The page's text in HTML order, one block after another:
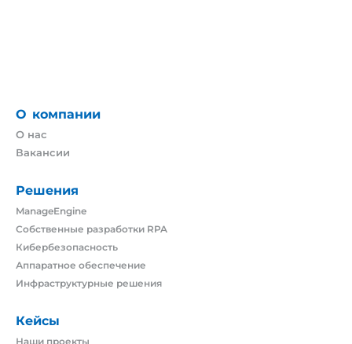
О компании
О нас
Вакансии
Решения
ManageEngine
Собственные разработки RPA
Кибербезопасность
Аппаратное обеспечение
Инфраструктурные решения
Кейсы
Наши проекты